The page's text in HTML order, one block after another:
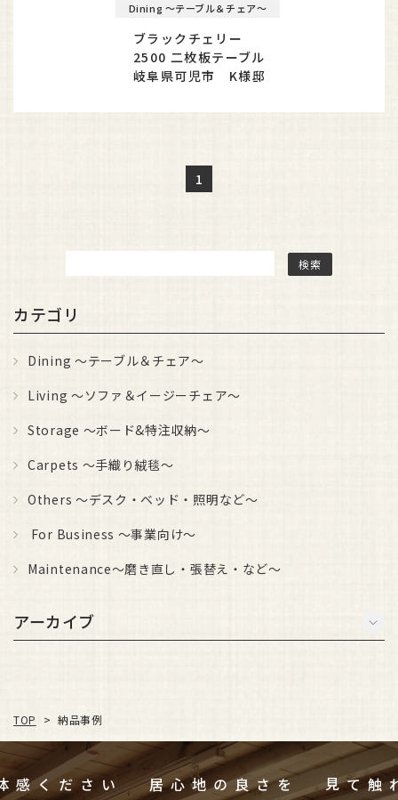
Dining ～テーブル＆チェア～
ブラックチェリー
2500 二枚板テーブル
岐阜県可児市 K様邸
1
カテゴリ
Dining ～テーブル＆チェア～
Living ～ソファ＆イージーチェア～
Storage ～ボード&特注収納～
Carpets ～手織り絨毯～
Others ～デスク・ベッド・照明など～
For Business ～事業向け～
Maintenance～磨き直し・張替え・など～
アーカイブ
TOP > 納品事例
ご体感ください 居心地の良さを